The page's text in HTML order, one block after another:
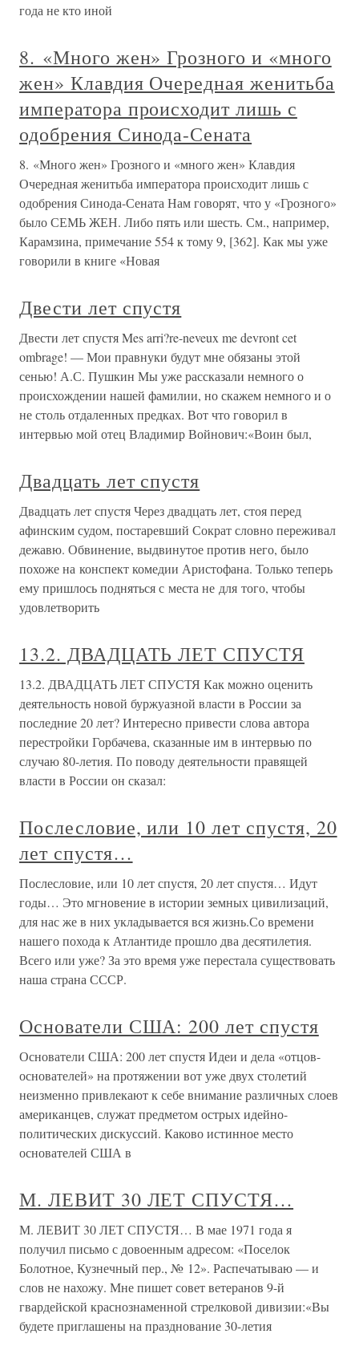
года не кто иной
8. «Много жен» Грозного и «много
жен» Клавдия Очередная женитьба
императора происходит лишь с
одобрения Синода-Сената
8. «Много жен» Грозного и «много жен» Клавдия
Очередная женитьба императора происходит лишь с
одобрения Синода-Сената Нам говорят, что у «Грозного»
было СЕМЬ ЖЕН. Либо пять или шесть. См., например,
Карамзина, примечание 554 к тому 9, [362]. Как мы уже
говорили в книге «Новая
Двести лет спустя
Двести лет спустя Mes arri?re-neveux me devront cet
ombrage! — Мои правнуки будут мне обязаны этой
сенью! А.С. Пушкин Мы уже рассказали немного о
происхождении нашей фамилии, но скажем немного и о
не столь отдаленных предках. Вот что говорил в
интервью мой отец Владимир Войнович:«Воин был,
Двадцать лет спустя
Двадцать лет спустя Через двадцать лет, стоя перед
афинским судом, постаревший Сократ словно переживал
дежавю. Обвинение, выдвинутое против него, было
похоже на конспект комедии Аристофана. Только теперь
ему пришлось подняться с места не для того, чтобы
удовлетворить
13.2. ДВАДЦАТЬ ЛЕТ СПУСТЯ
13.2. ДВАДЦАТЬ ЛЕТ СПУСТЯ Как можно оценить
деятельность новой буржуазной власти в России за
последние 20 лет? Интересно привести слова автора
перестройки Горбачева, сказанные им в интервью по
случаю 80-летия. По поводу деятельности правящей
власти в России он сказал:
Послесловие, или 10 лет спустя, 20
лет спустя…
Послесловие, или 10 лет спустя, 20 лет спустя… Идут
годы… Это мгновение в истории земных цивилизаций,
для нас же в них укладывается вся жизнь.Со времени
нашего похода к Атлантиде прошло два десятилетия.
Всего или уже? За это время уже перестала существовать
наша страна СССР.
Основатели США: 200 лет спустя
Основатели США: 200 лет спустя Идеи и дела «отцов-
основателей» на протяжении вот уже двух столетий
неизменно привлекают к себе внимание различных слоев
американцев, служат предметом острых идейно-
политических дискуссий. Каково истинное место
основателей США в
М. ЛЕВИТ 30 ЛЕТ СПУСТЯ…
М. ЛЕВИТ 30 ЛЕТ СПУСТЯ… В мае 1971 года я
получил письмо с довоенным адресом: «Поселок
Болотное, Кузнечный пер., № 12». Распечатываю — и
слов не нахожу. Мне пишет совет ветеранов 9-й
гвардейской краснознаменной стрелковой дивизии:«Вы
будете приглашены на празднование 30-летия